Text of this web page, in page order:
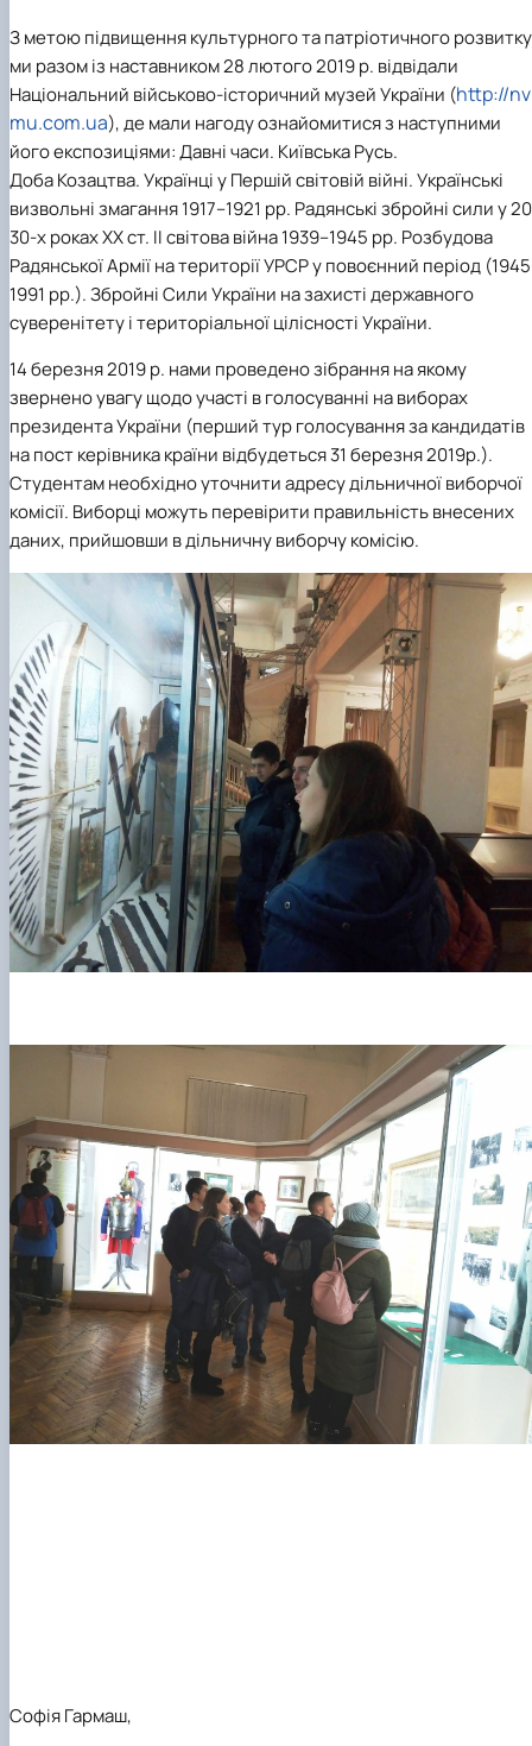
З метоюпідвищення культурногота патріотичногорозвитку
ми разом із наставником28 лютого 2019 р. відвідали
Національний військово-історичний музей України (http://
mu.com.ua), де мали нагоду ознайомитися з наступними
його експозиціями:Давні часи. Київська Русь.
Доба Козацтва.Українці у Першій світовій війні.Українські
визвольні змагання 1917–1921 рр. Радянські збройні сили у
30-х роках ХХ ст. ІІ світова війна 1939–1945 рр. Розбудова
Радянської Армії на території УРСР у повоєнний період
1991 рр.).Збройні Сили України на захисті державного
суверенітету і територіальної цілісності України.
14 березня 2019 р. нами проведено зібрання на якому
звернено увагу щодо участі в голосуванні на виборах
президента України (перший тур голосування за кандидатів
на пост керівника країни відбудеться 31 березня 2019р.).
Студентам необхідно уточнити адресу дільничної виборчої
комісії. Виборці можуть перевірити правильність внесених
даних, прийшовши в дільничну виборчу комісію.
Софія Гармаш,